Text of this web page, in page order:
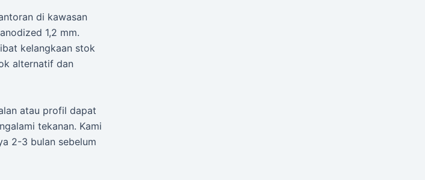
di kawasan
1,2 mm.
kelangkaan stok
alternatif dan
atau profil dapat
tekanan. Kami
2-3 bulan sebelum